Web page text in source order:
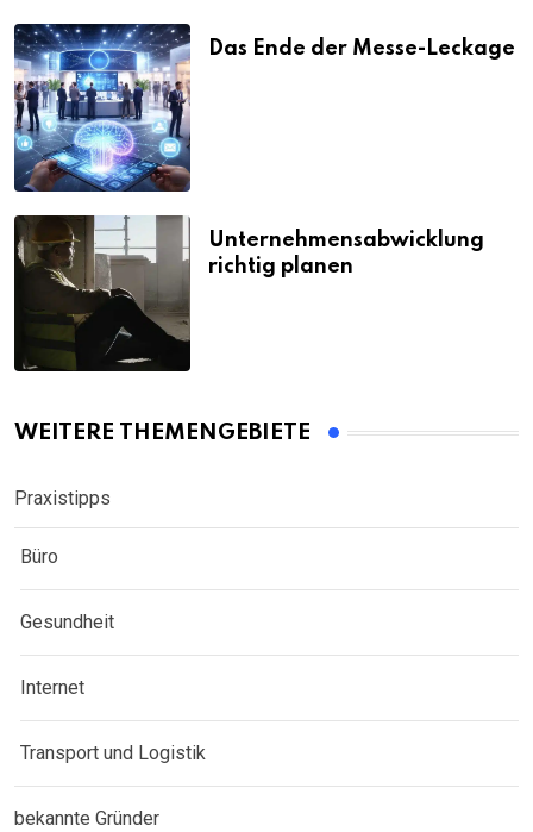
Das Ende der Messe-Leckage
Unternehmensabwicklung
richtig planen
WEITERE THEMENGEBIETE
Praxistipps
Büro
Gesundheit
Internet
Transport und Logistik
bekannte Gründer